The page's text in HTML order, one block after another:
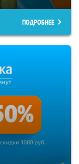
ПОДРОБНЕЕ